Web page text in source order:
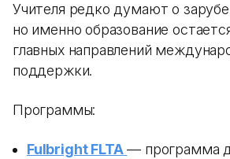
Учителя редко думают о
но именно образование
главных направлений
поддержки.
Программы:
Fulbright FLTA — программа